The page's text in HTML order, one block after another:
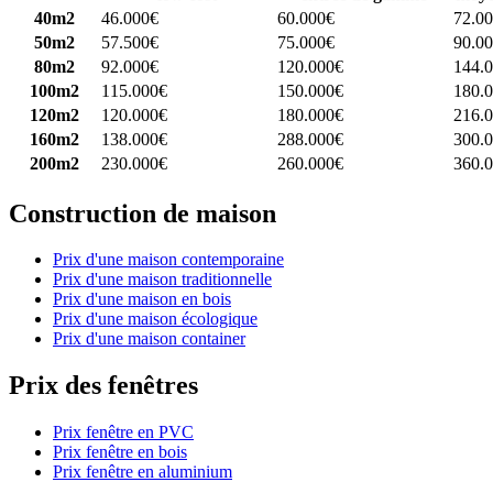
40m2
46.000€ 60.000€
50m2
57.500€ 75.000€
80m2
92.000€ 120.000€
100m2
115.000€ 150.000€
120m2
120.000€ 180.000€
160m2
138.000€ 288.000€
200m2
230.000€ 260.000€
Construction de maison
Prix d'une maison contemporaine
Prix d'une maison traditionnelle
Prix d'une maison en bois
Prix d'une maison écologique
Prix d'une maison container
Prix des fenêtres
Prix fenêtre en PVC
Prix fenêtre en bois
Prix fenêtre en aluminium